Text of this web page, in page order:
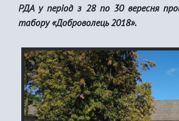
РДА у період з 28 по 30 вересня
табору «Доброволець 2018».